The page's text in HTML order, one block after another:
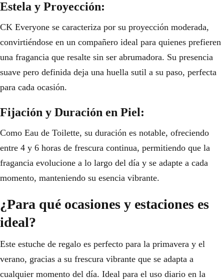
Estela y Proyección:
CK Everyone se caracteriza por su proyección moderada,
convirtiéndose en un compañero ideal para quienes prefieren
una fragancia que resalte sin ser abrumadora. Su presencia
suave pero definida deja una huella sutil a su paso, perfecta
para cada ocasión.
Fijación y Duración en Piel:
Como Eau de Toilette, su duración es notable, ofreciendo
entre 4 y 6 horas de frescura continua, permitiendo que la
fragancia evolucione a lo largo del día y se adapte a cada
momento, manteniendo su esencia vibrante.
¿Para qué ocasiones y estaciones es
ideal?
Este estuche de regalo es perfecto para la primavera y el
verano, gracias a su frescura vibrante que se adapta a
cualquier momento del día. Ideal para el uso diario en la